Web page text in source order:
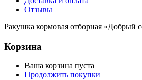
Отзывы
Ракушка кормовая отборная «Добрый
Корзина
Ваша корзина пуста
Продолжить покупки